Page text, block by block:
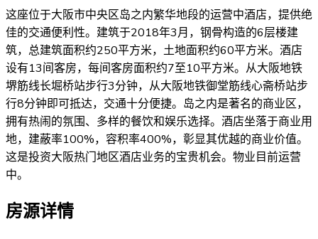
这座位于大阪市中央区岛之内繁华地段的运营中酒店，提供绝
佳的交通便利性。建筑于2018年3月，钢骨构造的6层楼建
筑，总建筑面积约250平方米，土地面积约60平方米。酒店
设有13间客房，每间客房面积约7至10平方米。从大阪地铁
堺筋线长堀桥站步行3分钟，从大阪地铁御堂筋线心斋桥站步
行8分钟即可抵达，交通十分便捷。岛之内是著名的商业区，
拥有热闹的氛围、多样的餐饮和娱乐选择。酒店坐落于商业用
地，建蔽率100%，容积率400%，彰显其优越的商业价值。
这是投资大阪热门地区酒店业务的宝贵机会。物业目前运营
中。
房源详情